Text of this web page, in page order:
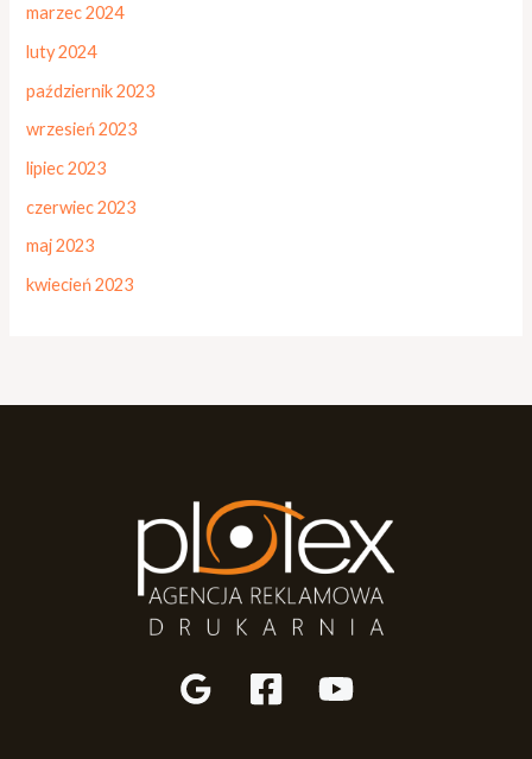
marzec 2024
luty 2024
październik 2023
wrzesień 2023
lipiec 2023
czerwiec 2023
maj 2023
kwiecień 2023